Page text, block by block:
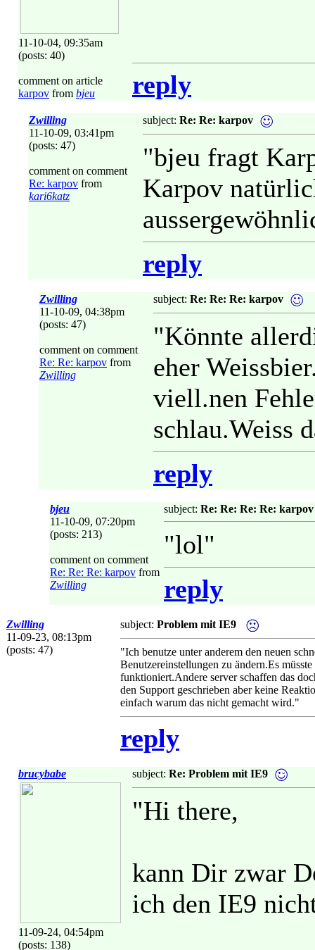
11-10-04, 09:35am
(posts: 40)
comment on article
karpov from bjeu reply
Zwilling
11-10-09, 03:41pm
(posts: 47)
comment on comment
Re: karpov from
kari6katz
subject: Re: Re: karpov
"bjeu fragt
Karpov
reply
Zwilling
11-10-09, 04:38pm
(posts: 47)
comment on comment
Re: Re: karpov from
Zwilling
subject: Re: Re: Re: karpov
"Könnte
eher
viell.nen
schlau.Weiss
reply
bjeu
11-10-09, 07:20pm
(posts: 213)
comment on comment
Re: Re: Re: karpov from
Zwilling
subject: Re: Re: Re: Re: karpov
"lol"
reply
Zwilling
11-09-23, 08:13pm
(posts: 47)
subject: Problem mit IE9
"Ich benutze unter anderem den neuen
Benutzereinstellungen zu ändern.Es
funktioniert.Andere server schaffen das
den Support geschrieben aber keine
einfach warum das nicht gemacht wird."
reply
brucybabe
11-09-24, 04:54pm
(posts: 138)
subject: Re: Problem mit IE9
"Hi there,
kann Dir zwar
ich den IE9